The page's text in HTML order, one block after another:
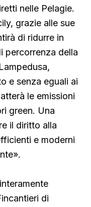
nelle Pelagie.
grazie alle sue
di ridurre in
percorrenza della
e senza eguali ai
le emissioni
green. Una
il diritto alla
e moderni
di